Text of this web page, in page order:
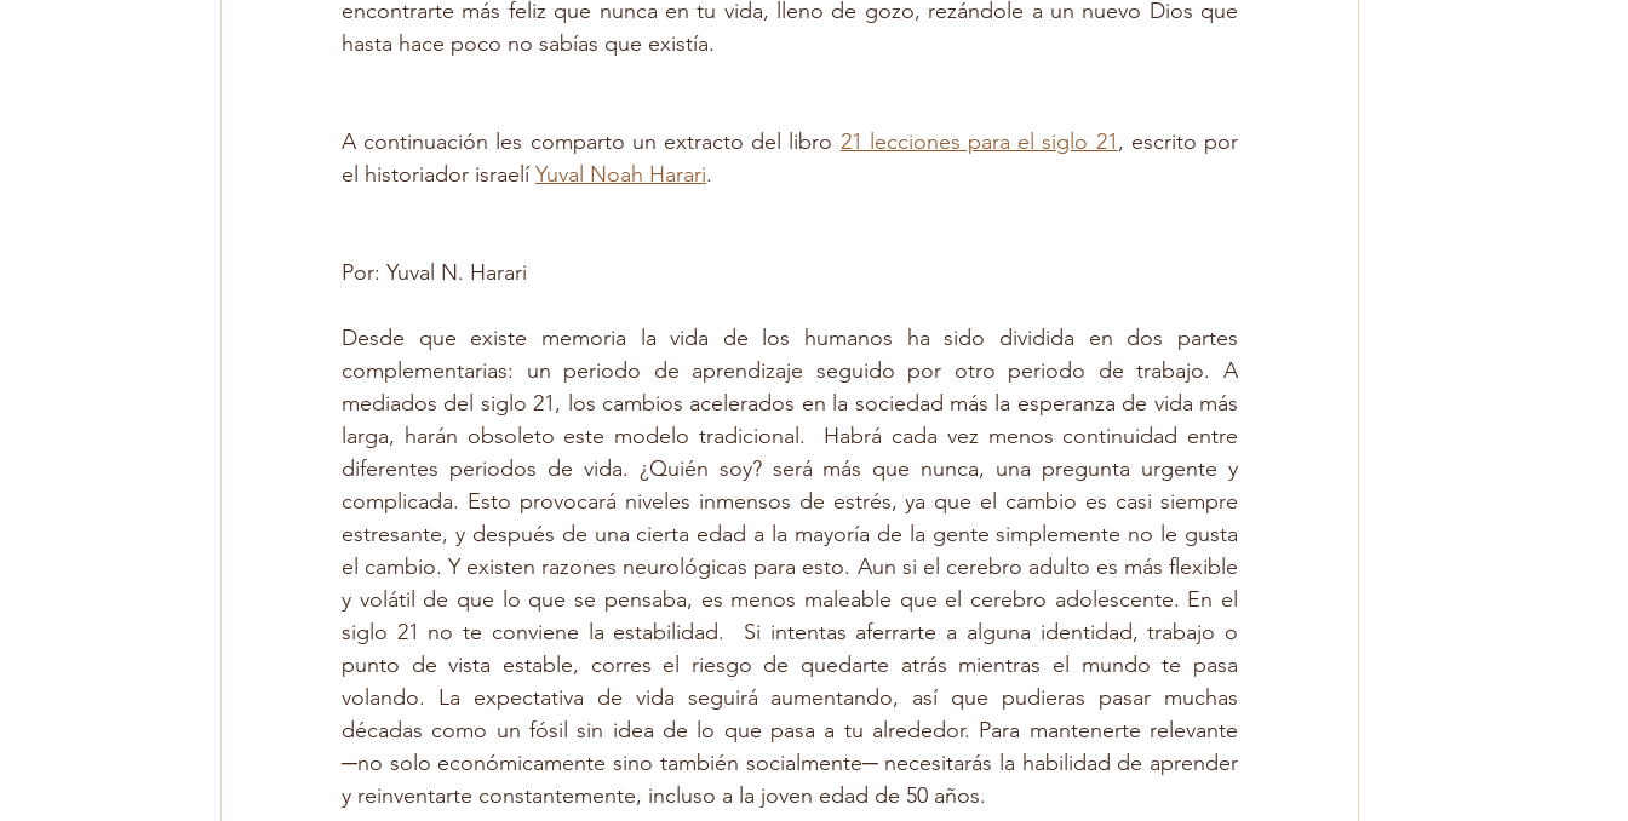
encontrarte más feliz que nunca en tu vida, lleno de gozo, rezándole a un nuevo Dios que
hasta hace poco no sabías que existía.
A continuación les comparto un extracto del libro 21 lecciones para el siglo 21, escrito por
el historiador israelí Yuval Noah Harari.
Por: Yuval N. Harari
Desde que existe memoria la vida de los humanos ha sido dividida en dos partes
complementarias: un periodo de aprendizaje seguido por otro periodo de trabajo. A
mediados del siglo 21, los cambios acelerados en la sociedad más la esperanza de vida más
larga, harán obsoleto este modelo tradicional.  Habrá cada vez menos continuidad entre
diferentes periodos de vida. ¿Quién soy? será más que nunca, una pregunta urgente y
complicada. Esto provocará niveles inmensos de estrés, ya que el cambio es casi siempre
estresante, y después de una cierta edad a la mayoría de la gente simplemente no le gusta
el cambio. Y existen razones neurológicas para esto. Aun si el cerebro adulto es más flexible
y volátil de que lo que se pensaba, es menos maleable que el cerebro adolescente. En el
siglo 21 no te conviene la estabilidad.  Si intentas aferrarte a alguna identidad, trabajo o
punto de vista estable, corres el riesgo de quedarte atrás mientras el mundo te pasa
volando. La expectativa de vida seguirá aumentando, así que pudieras pasar muchas
décadas como un fósil sin idea de lo que pasa a tu alrededor. Para mantenerte relevante
─no solo económicamente sino también socialmente─ necesitarás la habilidad de aprender
y reinventarte constantemente, incluso a la joven edad de 50 años.